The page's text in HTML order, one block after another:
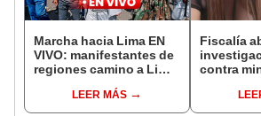
Marcha hacia Lima EN
VIVO: manifestantes de
regiones camino a Lima,
LEER MÁS
Fiscalía
contra
caso de